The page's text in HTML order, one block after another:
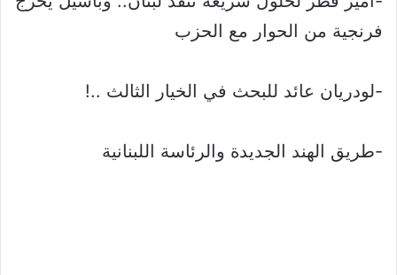
فرنجية من الحوار مع الحزب
-لودريان عائد للبحث في الخيار الثالث ..!
-طريق الهند الجديدة والرئاسة اللبنانية